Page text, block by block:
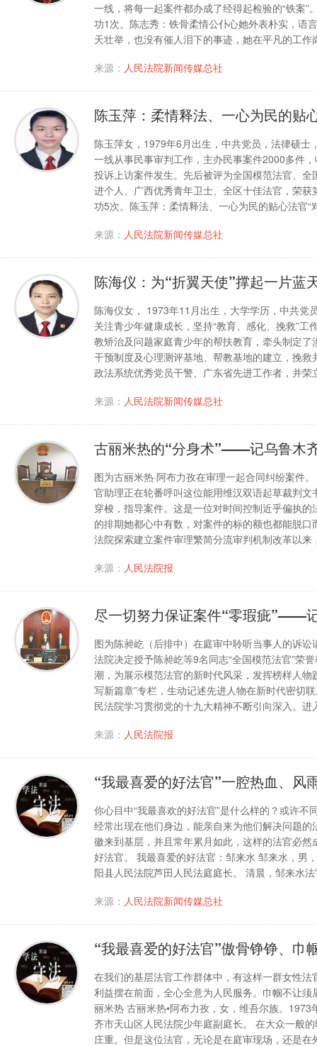
一线，将每一起案件都办成了经得起检验的“铁案
功1次。陈志秀：铁骨柔情公仆心她外表朴实，语
天壮举，也没有催人泪下的事迹，她在平凡的工
来源： 人民法院新闻传媒总社
陈玉萍：柔情释法、一心为民的贴
陈玉萍女，1979年6月出生，中共党员，法律硕
一线从事民事审判工作，主办民事案件2000多件
投诉上访案件发生。先后被评为全国模范法官、
进个人、广西优秀青年卫士、全区十佳法官，荣
功5次。陈玉萍：柔情释法、一心为民的贴心法官
来源： 人民法院新闻传媒总社
陈海仪：为“折翼天使”撑起一片蓝
陈海仪女， 1973年11月出生，大学学历，中共党
关注青少年健康成长，坚持“教育、感化、挽救”
教矫治及问题家庭青少年的帮扶教育，牵头制定
干预制度及心理测评基地、帮教基地的建立，挽
政法系统优秀党员干警、广东省先进工作者，并
来源： 人民法院新闻传媒总社
古丽米热的“分身术”——记乌鲁木
图为古丽米热·阿布力孜在审理一起合同纠纷案件
官助理正在轮番呼叫这位能用维汉双语起草裁判
穿梭，指导案件。这是一位对时间控制近乎偏执
的排期她都心中有数，对案件的标的额也都能脱
法院探索建立案件审理繁简分流审判机制改革以
来源： 人民法院报
尽一切努力保证案件“零瑕疵”——
图为陈昶屹（后排中）在庭审中聆听当事人的诉
法院决定授予陈昶屹等9名同志“全国模范法官”荣
潮，为展示模范法官的新时代风采，发挥榜样人
写新篇章”专栏，生动记述先进人物在新时代密切
民法院学习贯彻党的十九大精神不断引向深入。
来源： 人民法院报
“我最喜爱的好法官”一腔热血、
你心目中“我最喜欢的好法官”是什么样的？或许
经常出现在他们身边，能亲自来为他们解决问题
徽来到基层，并且常年累月如此，这样的法官必
好法官。 我最喜爱的好法官：邹来水 邹来水，男
阳县人民法院芦田人民法庭庭长。 清晨，邹来水
来源： 人民法院新闻传媒总社
“我最喜爱的好法官”傲骨铮铮、
在我们的基层法官工作群体中，有这样一群女性
利益摆在前面，全心全意为人民服务。巾帼不让
丽米热 古丽米热•阿布力孜，女，维吾尔族。
齐市天山区人民法院少年庭副庭长。 在大众一般
庄重。但是这位法官，无论是在庭审现场，还是